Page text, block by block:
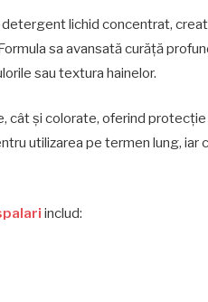
lichid concentrat,
sa avansată curăță
sau textura hainelor.
și colorate, oferind
utilizarea pe termen lung, iar
includ: